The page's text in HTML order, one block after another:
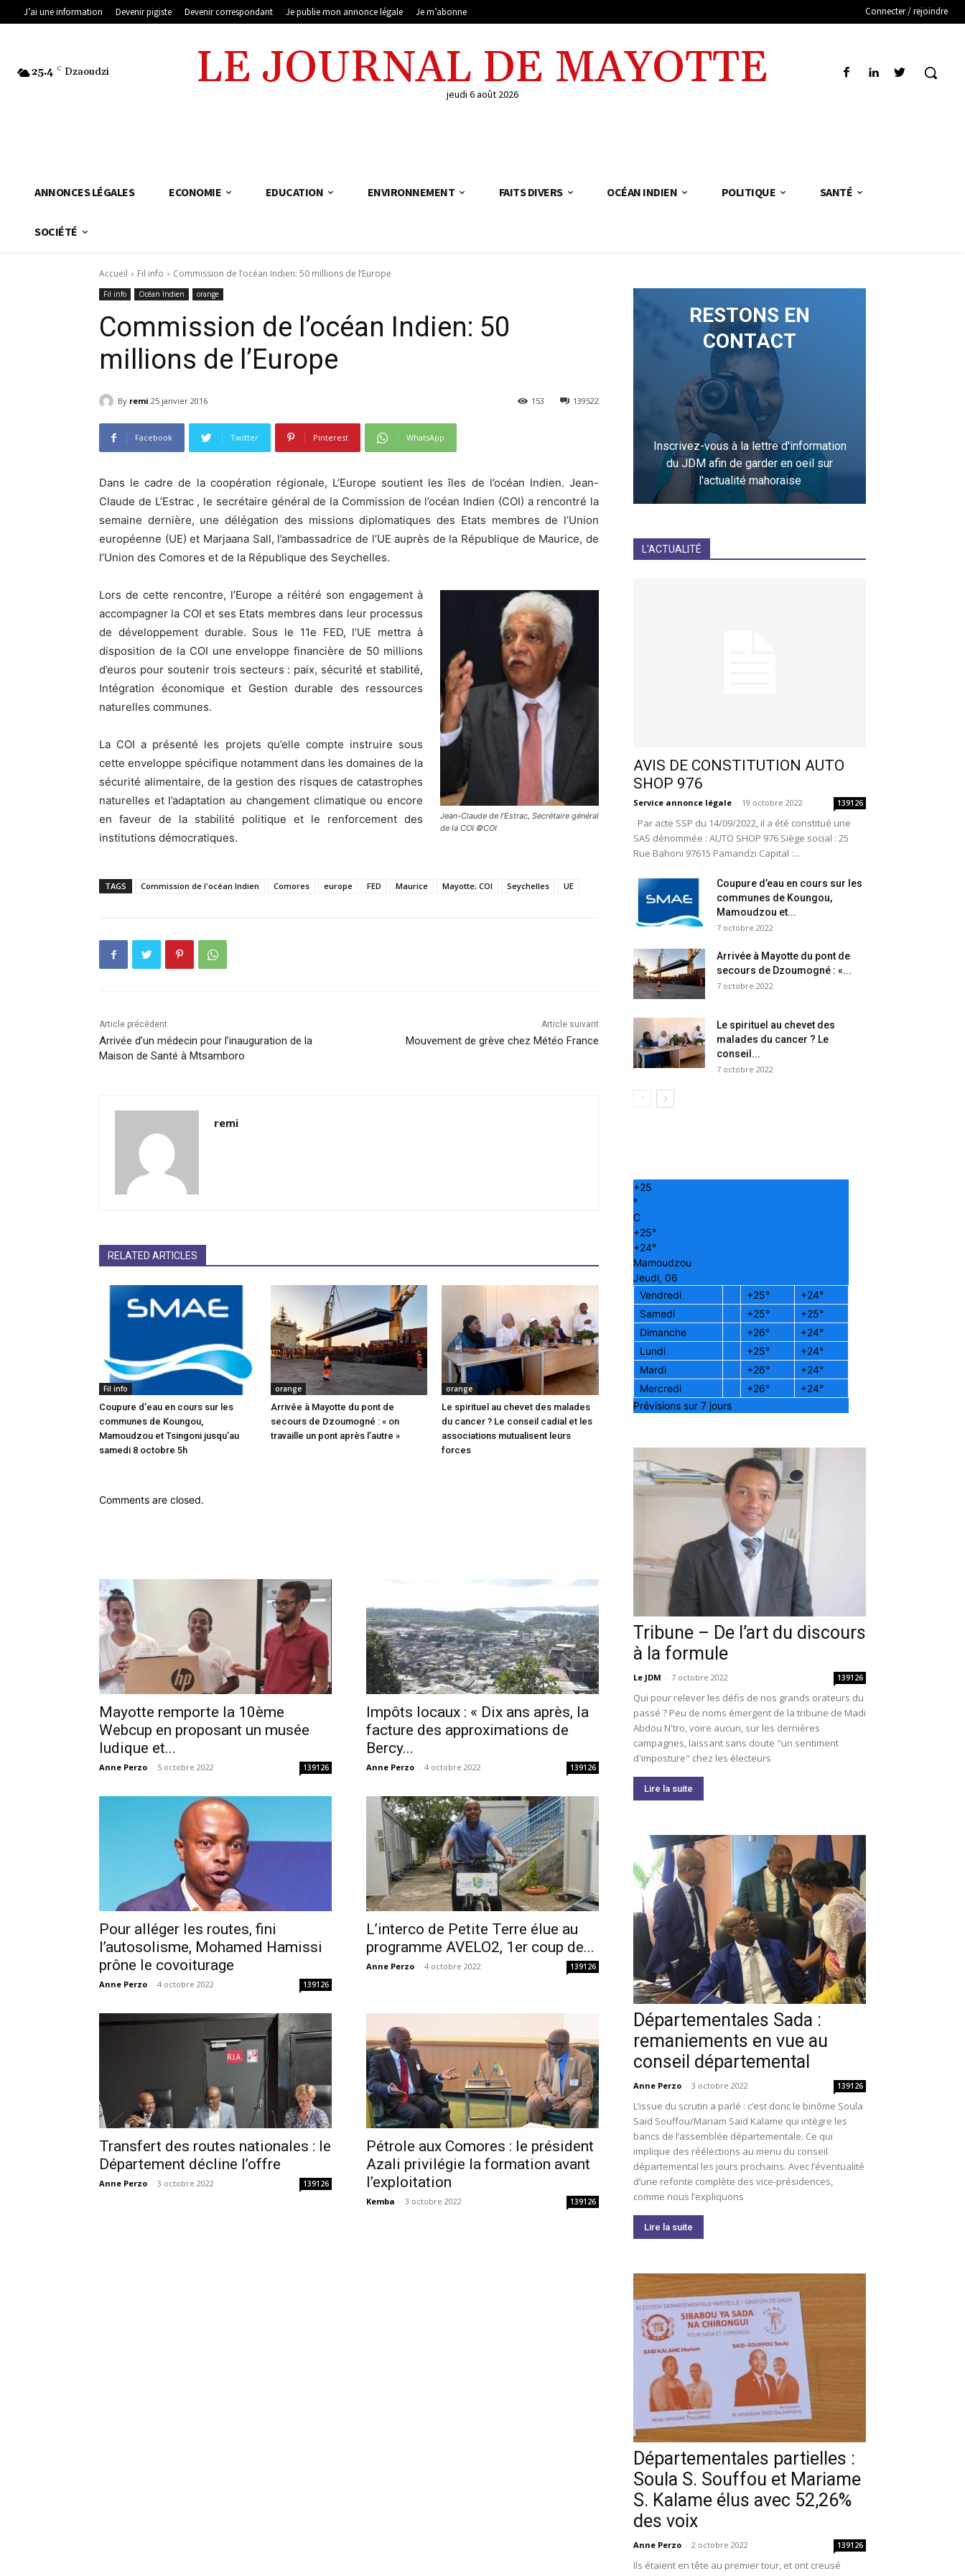
J’ai une information Devenir pigiste Devenir correspondant Je publie mon annonce légale Je m’abonne Connecter / rejoindre
25.4 C Dzaoudzi LE JOURNAL DE MAYOTTE
jeudi 6 août 2026
ANNONCES LÉGALES ECONOMIE EDUCATION ENVIRONNEMENT FAITS DIVERS OCÉAN INDIEN POLITIQUE SANTÉ
SOCIÉTÉ
Accueil Fil info Commission de l’océan Indien: 50 millions de l’Europe
Fil info Océan Indien orange
Commission de l’océan Indien: 50
millions de l’Europe
By remi 25 janvier 2016 139522
153
Facebook Twitter Pinterest WhatsApp
Dans le cadre de la coopération régionale, L’Europe soutient les îles de l’océan Indien. Jean-
Claude de L’Estrac , le secrétaire général de la Commission de l’océan Indien (COI) a rencontré la
semaine dernière, une délégation des missions diplomatiques des Etats membres de l’Union
européenne (UE) et Marjaana Sall, l’ambassadrice de l’UE auprès de la République de Maurice, de
l’Union des Comores et de la République des Seychelles.
Jean-Claude de l’Estrac, Secrétaire général
de la COI ©COI
Lors de cette rencontre, l’Europe a réitéré son engagement à
accompagner la COI et ses Etats membres dans leur processus
de développement durable. Sous le 11e FED, l’UE mettra à
disposition de la COI une enveloppe financière de 50 millions
d’euros pour soutenir trois secteurs : paix, sécurité et stabilité,
Intégration économique et Gestion durable des ressources
naturelles communes.
La COI a présenté les projets qu’elle compte instruire sous
cette enveloppe spécifique notamment dans les domaines de la
sécurité alimentaire, de la gestion des risques de catastrophes
naturelles et l’adaptation au changement climatique ou encore
en faveur de la stabilité politique et le renforcement des
institutions démocratiques.
TAGS Commission de l'océan Indien Comores europe FED Maurice Mayotte; COI Seychelles UE
Article précédent
Arrivée d’un médecin pour l’inauguration de la
Maison de Santé à Mtsamboro
Article suivant
Mouvement de grève chez Météo France
remi
RELATED ARTICLES
Fil info
Coupure d’eau en cours sur les
communes de Koungou,
Mamoudzou et Tsingoni jusqu’au
samedi 8 octobre 5h
orange
Arrivée à Mayotte du pont de
secours de Dzoumogné : « on
travaille un pont après l’autre »
orange
Le spirituel au chevet des malades
du cancer ? Le conseil cadial et les
associations mutualisent leurs
forces
Comments are closed.
Mayotte remporte la 10ème
Webcup en proposant un musée
ludique et...
Anne Perzo - 5 octobre 2022 139126
Impôts locaux : « Dix ans après, la
facture des approximations de
Bercy...
Anne Perzo - 4 octobre 2022 139126
Pour alléger les routes, fini
l’autosolisme, Mohamed Hamissi
prône le covoiturage
Anne Perzo - 4 octobre 2022 139126
L’interco de Petite Terre élue au
programme AVELO2, 1er coup de...
Anne Perzo - 4 octobre 2022 139126
Transfert des routes nationales : le
Département décline l’offre
Anne Perzo - 3 octobre 2022 139126
Pétrole aux Comores : le président
Azali privilégie la formation avant
l’exploitation
Kemba - 3 octobre 2022 139126
RESTONS EN
CONTACT
Inscrivez-vous à la lettre d'information
du JDM afin de garder en oeil sur
l'actualité mahoraise
L'ACTUALITÉ
AVIS DE CONSTITUTION AUTO
SHOP 976
Service annonce légale - 19 octobre 2022 139126
Par acte SSP du 14/09/2022, il a été constitué une
SAS dénommée : AUTO SHOP 976 Siège social : 25
Rue Bahoni 97615 Pamandzi Capital :...
Coupure d’eau en cours sur les
communes de Koungou,
Mamoudzou et...
7 octobre 2022
Arrivée à Mayotte du pont de
secours de Dzoumogné : «...
7 octobre 2022
Le spirituel au chevet des
malades du cancer ? Le
conseil...
7 octobre 2022
+25
°
C
+25°
+24°
Mamoudzou
Jeudi, 06
Vendredi
+25° +24°
Samedi
+25° +25°
Dimanche
+26° +24°
Lundi
+25° +24°
Mardi
+26° +24°
Mercredi
+26° +24°
Prévisions sur 7 jours
Tribune – De l’art du discours
à la formule
Le JDM - 7 octobre 2022 139126
Qui pour relever les défis de nos grands orateurs du
passé ? Peu de noms émergent de la tribune de Madi
Abdou N'tro, voire aucun, sur les dernières
campagnes, laissant sans doute "un sentiment
d'imposture" chez les électeurs
Lire la suite
Départementales Sada :
remaniements en vue au
conseil départemental
Anne Perzo - 3 octobre 2022 139126
L’issue du scrutin a parlé : c’est donc le binôme Soula
Saïd Souffou/Mariam Saïd Kalame qui intègre les
bancs de l’assemblée départementale. Ce qui
implique des réélections au menu du conseil
départemental les jours prochains. Avec l’éventualité
d’une refonte complète des vice-présidences,
comme nous l’expliquons
Lire la suite
Départementales partielles :
Soula S. Souffou et Mariame
S. Kalame élus avec 52,26%
des voix
Anne Perzo - 2 octobre 2022 139126
Ils étaient en tête au premier tour, et ont creusé